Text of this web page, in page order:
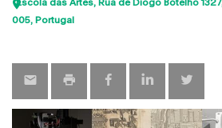
005 Portugal